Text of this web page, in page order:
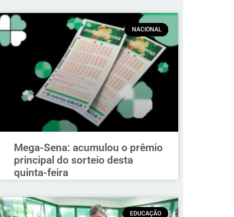
NACIONAL
Mega-Sena: acumulou o prêmio
principal do sorteio desta
quinta-feira
EDUCAÇÃO